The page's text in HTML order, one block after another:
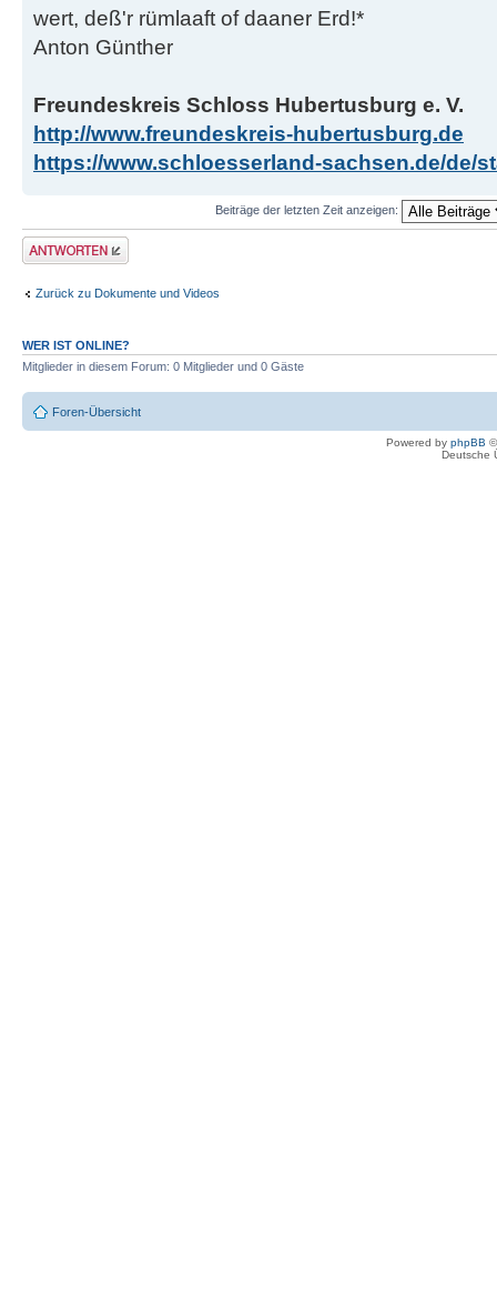
wert, deß'r rümlaaft of daaner Erd!*
Anton Günther
Freundeskreis Schloss Hubertusburg e. V.
http://www.freundeskreis-hubertusburg.de
https://www.schloesserland-sachsen.de/de/
Beiträge der letzten Zeit anzeigen:
Antwort erstellen
Zurück zu Dokumente und Videos
WER IST ONLINE?
Mitglieder in diesem Forum: 0 Mitglieder und 0 Gäste
Foren-Übersicht
Powered by phpBB
Deutsche